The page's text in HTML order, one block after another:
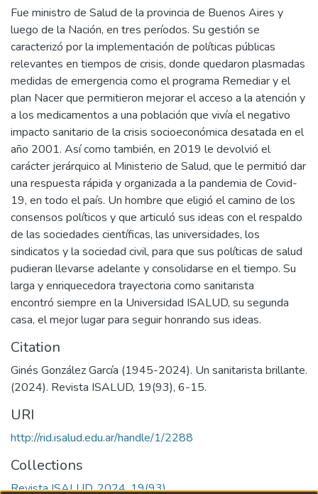
Fue ministro de Salud de la provincia de Buenos Aires y
luego de la Nación, en tres períodos. Su gestión se
caracterizó por la implementación de políticas públicas
relevantes en tiempos de crisis, donde quedaron plasmadas
medidas de emergencia como el programa Remediar y el
plan Nacer que permitieron mejorar el acceso a la atención y
a los medicamentos a una población que vivía el negativo
impacto sanitario de la crisis socioeconómica desatada en el
año 2001. Así como también, en 2019 le devolvió el
carácter jerárquico al Ministerio de Salud, que le permitió dar
una respuesta rápida y organizada a la pandemia de Covid-
19, en todo el país. Un hombre que eligió el camino de los
consensos políticos y que articuló sus ideas con el respaldo
de las sociedades científicas, las universidades, los
sindicatos y la sociedad civil, para que sus políticas de salud
pudieran llevarse adelante y consolidarse en el tiempo. Su
larga y enriquecedora trayectoria como sanitarista
encontró siempre en la Universidad ISALUD, su segunda
casa, el mejor lugar para seguir honrando sus ideas.
Citation
Ginés González García (1945-2024). Un sanitarista brillante.
(2024). Revista ISALUD, 19(93), 6-15.
URI
http://rid.isalud.edu.ar/handle/1/2288
Collections
Revista ISALUD, 2024, 19(93)